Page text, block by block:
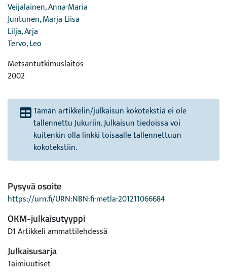
Veijalainen, Anna-Maria
Juntunen, Marja-Liisa
Lilja, Arja
Tervo, Leo
Metsäntutkimuslaitos
2002
Tämän artikkelin/julkaisun kokotekstiä ei ole
tallennettu Jukuriin. Julkaisun tiedoissa voi
kuitenkin olla linkki toisaalle tallennettuun
kokotekstiin.
Pysyvä osoite
https://urn.fi/URN:NBN:fi-metla-201211066684
OKM-julkaisutyyppi
D1 Artikkeli ammattilehdessä
Julkaisusarja
Taimiuutiset